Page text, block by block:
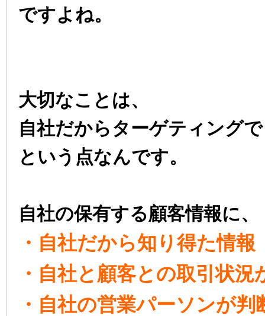
ですよね。
大切なことは、
自社だからターゲティング
という点なんです。
自社の保有する顧客情報に、
・自社だから知り得た情報
・自社と顧客との取引状
・自社の営業パーソンが判